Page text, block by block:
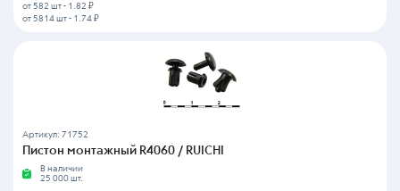
от 582 шт - 1.82 ₽
от 5814 шт - 1.74 ₽
Артикул: 71752
Пистон монтажный R4060 / RUICHI
В наличии
25 000 шт.